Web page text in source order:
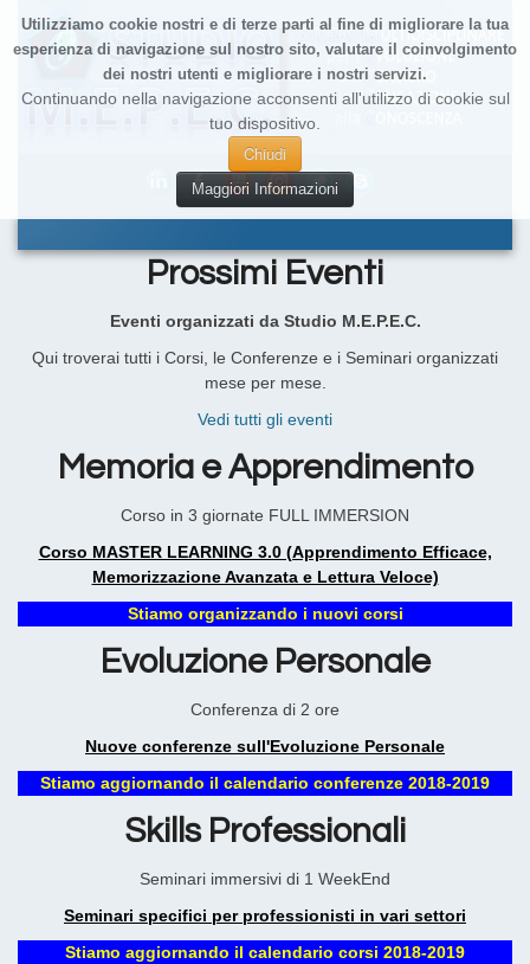
Utilizziamo cookie nostri e di terze parti al fine di migliorare la tua
esperienza di navigazione sul nostro sito, valutare il coinvolgimento
dei nostri utenti e migliorare i nostri servizi.
Continuando nella navigazione acconsenti all'utilizzo di cookie sul
tuo dispositivo.
Chiudi
Maggiori Informazioni
Prossimi Eventi
Eventi organizzati da Studio M.E.P.E.C.
Qui troverai tutti i Corsi, le Conferenze e i Seminari organizzati
mese per mese.
Vedi tutti gli eventi
Memoria e Apprendimento
Corso in 3 giornate FULL IMMERSION
Corso MASTER LEARNING 3.0 (Apprendimento Efficace,
Memorizzazione Avanzata e Lettura Veloce)
Stiamo organizzando i nuovi corsi
Evoluzione Personale
Conferenza di 2 ore
Nuove conferenze sull'Evoluzione Personale
Stiamo aggiornando il calendario conferenze 2018-2019
Skills Professionali
Seminari immersivi di 1 WeekEnd
Seminari specifici per professionisti in vari settori
Stiamo aggiornando il calendario corsi 2018-2019